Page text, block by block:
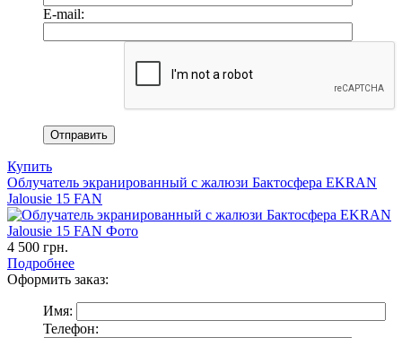
E-mail:
Купить
Облучатель экранированный с жалюзи Бактосфера EKRAN
Jalousie 15 FAN
4 500 грн.
Подробнее
Оформить заказ:
Имя:
Телефон: